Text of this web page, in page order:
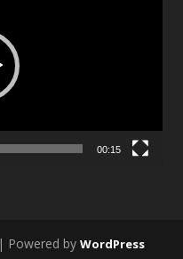
00:15
| Powered by WordPress